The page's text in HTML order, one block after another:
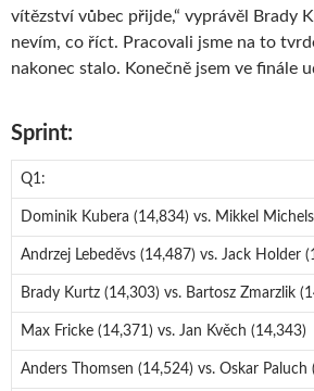
vítězství vůbec přijde,“ vyprávěl Brady
nevím, co říct. Pracovali jsme na to
nakonec stalo. Konečně jsem ve finále
Sprint:
Q1:
Dominik Kubera (14,834) vs. Mikkel
Andrzej Lebeděvs (14,487) vs. Jack Holder
Brady Kurtz (14,303) vs. Bartosz Zmarzlik
Max Fricke (14,371) vs. Jan Kvěch (14,343)
Anders Thomsen (14,524) vs. Oskar Paluch